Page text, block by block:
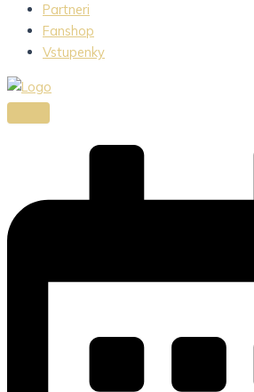
Partneri
Fanshop
Vstupenky